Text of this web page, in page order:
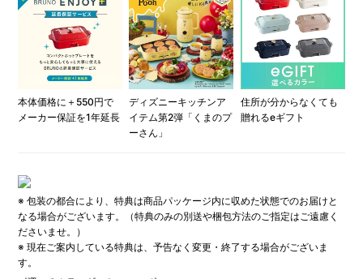
本体価格に＋550円で
メーカー保証を1年延長
ディズニーキッチンア
イテム第2弾「くまのプ
ーさん」
住所が分からなくても
贈れるeギフト
※ 包装の都合により、特典は商品パッケージ内に収めた状態でのお届けと
なる場合がございます。（特典のみの別送や梱包方法のご指定はご遠慮く
ださいませ。）
※ 現在ご案内している特典は、予告なく変更・終了する場合がございま
す。